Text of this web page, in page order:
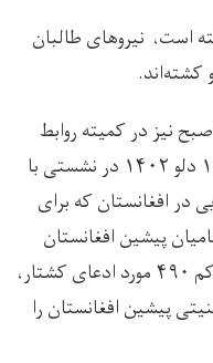
است، نیروهای طالبان
کشته‌اند.
سنجر سهیل، صاحب امتیاز روزنامه ۸صبح نیز در کمیته روابط
خارجی مجلس نمایندگان امریکا در ۱۱ دلو ۱۴۰۲ در نشستی با
در افغانستان که برای
پیشین افغانستان
برگزار شده بود، شهادت داد که دست‌کم ۴۹۰ مورد ادعای کشتار،
پیشین افغانستان را